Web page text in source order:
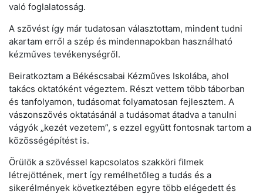
való foglalatosság.
A szövést így már tudatosan választottam, mindent tudni
akartam erről a szép és mindennapokban használható
kézműves tevékenységről.
Beiratkoztam a Békéscsabai Kézműves Iskolába, ahol
takács oktatóként végeztem. Részt vettem több táborban
és tanfolyamon, tudásomat folyamatosan fejlesztem. A
vászonszövés oktatásánál a tudásomat átadva a tanulni
vágyók „kezét vezetem”, s ezzel együtt fontosnak tartom a
közösségépítést is.
Örülök a szövéssel kapcsolatos szakköri filmek
létrejöttének, mert így remélhetőleg a tudás és a
sikerélmények következtében egyre több elégedett és